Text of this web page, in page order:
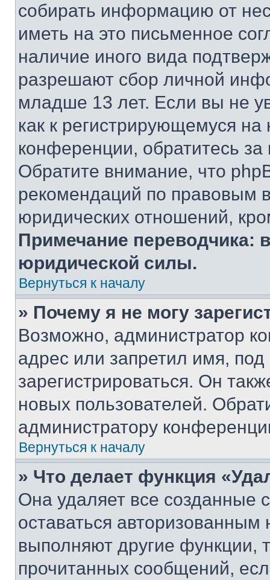
собирать информацию от
иметь на это письменное
наличие иного вида
разрешают сбор личной
младше 13 лет. Если вы не
как к регистрирующемуся
конференции, обратитесь
Обратите внимание, что
рекомендаций по правовым
юридических отношений,
Примечание переводчика:
юридической силы.
Вернуться к началу
» Почему я не могу
Возможно, администратор
адрес или запретил имя,
зарегистрироваться. Он
новых пользователей.
администратору
Вернуться к началу
» Что делает функция
Она удаляет все созданные
оставаться
выполняют другие функции,
прочитанных сообщений,